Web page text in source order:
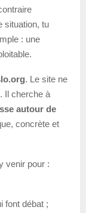
situation, tu
: une
. Le site ne
Il cherche à
autour de
concrète et
venir pour :
font débat ;